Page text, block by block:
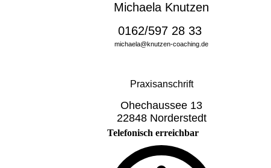
Michaela Knutzen
0162/597 28 33
michaela@knutzen-coaching.de
Praxisanschrift
Ohechaussee 13
22848 Norderstedt
Telefonisch erreichbar